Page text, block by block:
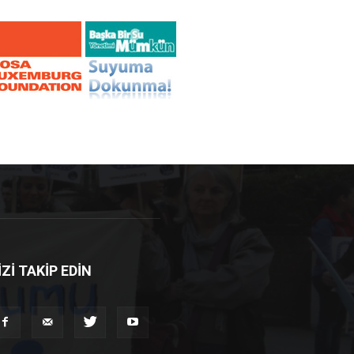
TAKİP EDİN